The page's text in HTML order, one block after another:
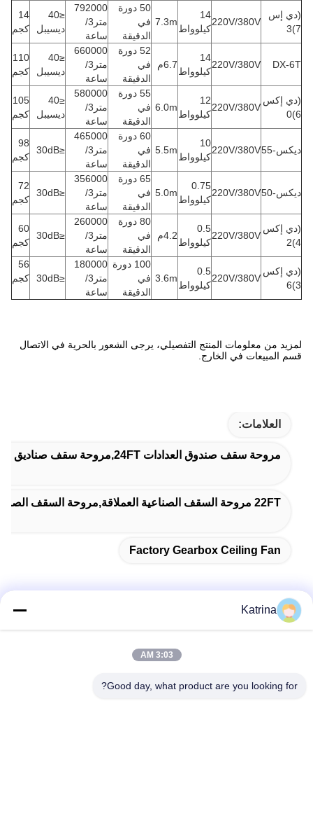
(دي إس
7)3
220V/380V
14
كيلوواط
7.3m
50 دورة
في
الدقيقة
792000
متر3/
ساعة
≤40
ديسيبل
14
كجم
DX-6T
220V/380V
14
كيلوواط
6.7م
52 دورة
في
الدقيقة
660000
متر3/
ساعة
≤40
ديسيبل
110
كجم
(دي إكس
6)0
220V/380V
12
كيلوواط
6.0m
55 دورة
في
الدقيقة
580000
متر3/
ساعة
≤40
ديسيبل
105
كجم
ديكس-55 220V/380V
10
كيلوواط
5.5m
60 دورة
في
الدقيقة
465000
متر3/
ساعة
≤30dB
98
كجم
ديكس-50 220V/380V
0.75
كيلوواط
5.0m
65 دورة
في
الدقيقة
356000
متر3/
ساعة
≤30dB
72
كجم
(دي إكس
4)2
220V/380V
0.5
كيلوواط
4.2م
80 دورة
في
الدقيقة
260000
متر3/
ساعة
≤30dB
60
كجم
(دي إكس
3)6
220V/380V
0.5
كيلوواط
3.6m
100 دورة
في
الدقيقة
180000
متر3/
ساعة
≤30dB
56
كجم
لمزيد من معلومات المنتج التفصيلي، يرجى الشعور بالحرية في الاتصال
قسم المبيعات في الخارج.
العلامات:
مروحة سقف صندوق العدادات 24FT,مروحة سقف صناديق التروس للغرف الكبيرة,مروحة سقف صناديق التروس المصنعة
22FT مروحة السقف الصناعية العملاقة,مروحة السقف الصناعية العملاقة 52RPM,مروحة صناعية عملاقة 52 دورة في الدقيقة
Factory Gearbox Ceiling Fan
Katrina
3:03 AM
Good day, what product are you looking for?